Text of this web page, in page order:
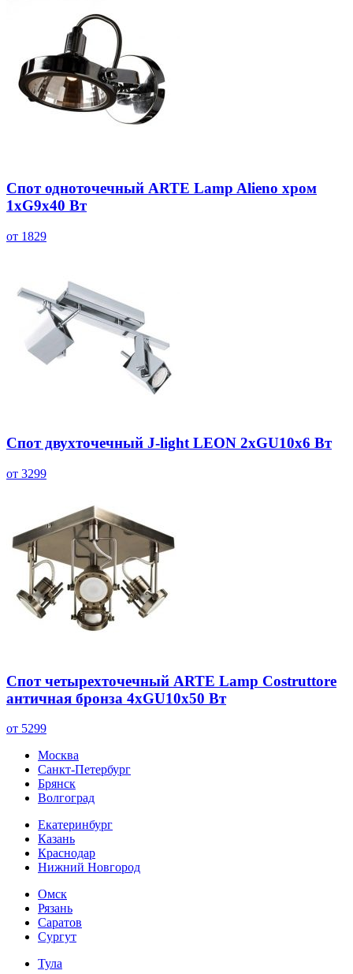
Спот одноточечный ARTE Lamp Alieno хром
1хG9х40 Вт
от 1829
Спот двухточечный J-light LEON 2хGU10х6 Вт
от 3299
Спот четырехточечный ARTE Lamp Costruttore
античная бронза 4хGU10х50 Вт
от 5299
Москва
Санкт-Петербург
Брянск
Волгоград
Екатеринбург
Казань
Краснодар
Нижний Новгород
Омск
Рязань
Саратов
Сургут
Тула